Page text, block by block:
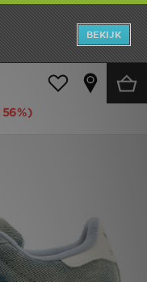
BEKIJK